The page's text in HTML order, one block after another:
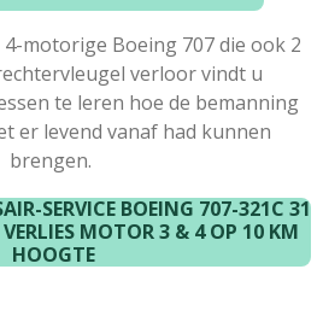
motorige Boeing 707 die ook 2
verloor vindt u
te leren hoe de bemanning
er levend vanaf had kunnen
brengen.
SERVICE BOEING 707-321C 31
MOTOR 3 & 4 OP 10 KM
HOOGTE